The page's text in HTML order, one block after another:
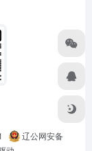
辽公网安备